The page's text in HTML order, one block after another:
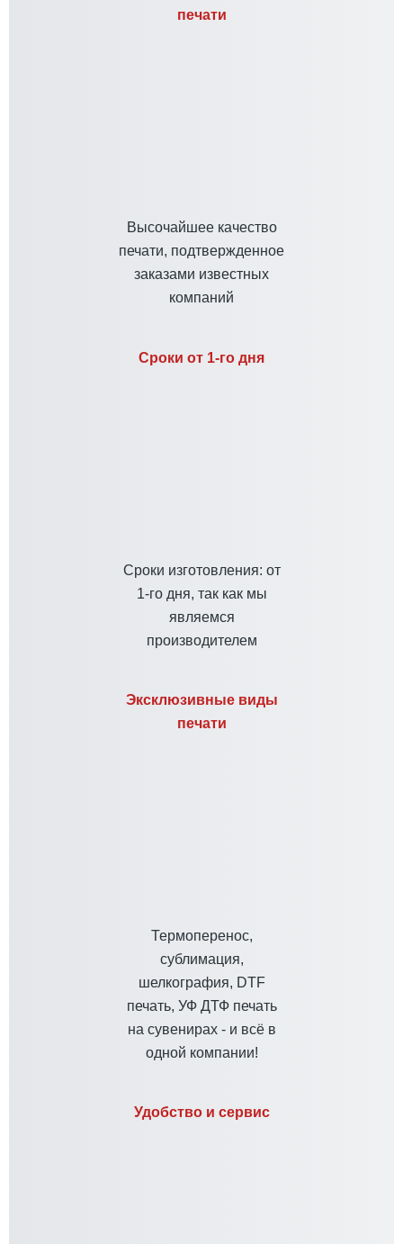
печати
Высочайшее качество
печати, подтвержденное
заказами известных
компаний
Сроки от 1-го дня
Cроки изготовления: от
1-го дня, так как мы
являемся
производителем
Эксклюзивные виды
печати
Термоперенос,
сублимация,
шелкография, DTF
печать, УФ ДТФ печать
на сувенирах - и всё в
одной компании!
Удобство и сервис